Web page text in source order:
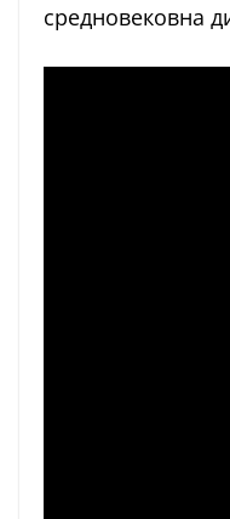
средновековна